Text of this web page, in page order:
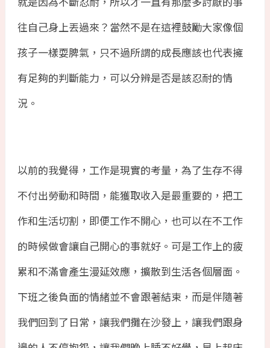
往自己身上丟過來？當然不是在這裡鼓勵大家像個
孩子一樣耍脾氣，只不過所謂的成長應該也代表擁
有足夠的判斷能力，可以分辨是否是該忍耐的情
況。
以前的我覺得，工作是現實的考量，為了生存不得
不付出勞動和時間，能獲取收入是最重要的，把工
作和生活切割，即便工作不開心，也可以在不工作
的時候做會讓自己開心的事就好。可是工作上的疲
累和不滿會產生漫延效應，擴散到生活各個層面。
下班之後負面的情緒並不會跟著結束，而是伴隨著
我們回到了日常，讓我們攤在沙發上，讓我們跟身